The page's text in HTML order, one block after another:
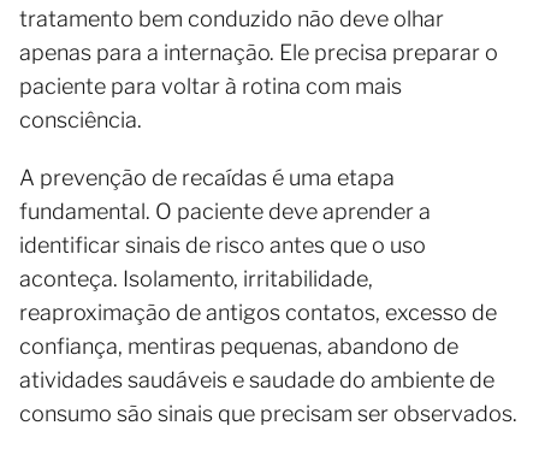
tratamento bem conduzido não deve olhar
apenas para a internação. Ele precisa preparar o
paciente para voltar à rotina com mais
consciência.
A prevenção de recaídas é uma etapa
fundamental. O paciente deve aprender a
identificar sinais de risco antes que o uso
aconteça. Isolamento, irritabilidade,
reaproximação de antigos contatos, excesso de
confiança, mentiras pequenas, abandono de
atividades saudáveis e saudade do ambiente de
consumo são sinais que precisam ser observados.